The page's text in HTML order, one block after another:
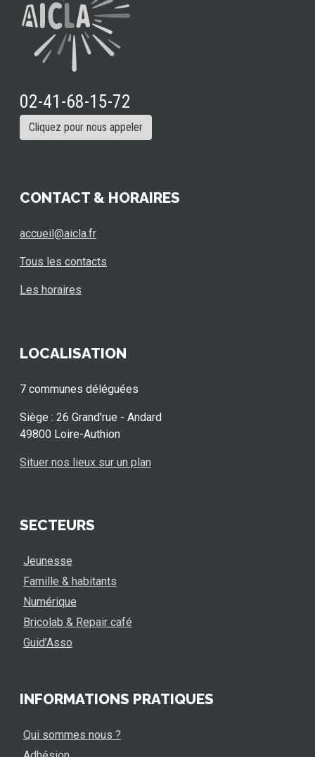
02-41-68-15-72
Cliquez pour nous appeler
CONTACT & HORAIRES
accueil@aicla.fr
Tous les contacts
Les horaires
LOCALISATION
7 communes déléguées
Siège : 26 Grand'rue - Andard
49800 Loire-Authion
Situer nos lieux sur un plan
SECTEURS
Jeunesse
Famille & habitants
Numérique
Bricolab & Repair café
Guid’Asso
INFORMATIONS PRATIQUES
Qui sommes nous ?